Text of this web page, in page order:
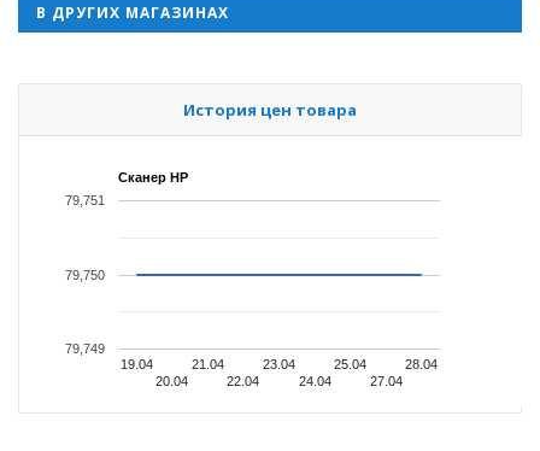
В ДРУГИХ МАГАЗИНАХ
История цен товара
Сканер HP
19.04
20.04
21.04
22.04
23.04
24.04
25.04
27.04
28.04
79,749
79,750
79,751